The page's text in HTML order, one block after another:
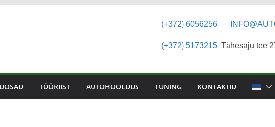
(+372) 6056256
(+372) 5173215 Tähesaju tee
TÖÖRIIST AUTOHOOLDUS TUNING KONTAKTID